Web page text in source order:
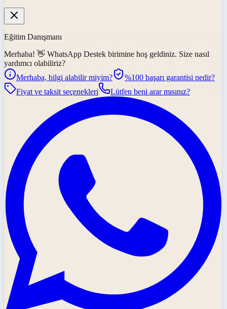
Eğitim Danışmanı
Merhaba! 👋 WhatsApp Destek birimine hoş geldiniz. Size nasıl
yardımcı olabiliriz?
Merhaba, bilgi alabilir miyim?
%100 başarı garantisi nedir?
Fiyat ve taksit seçenekleri
Lütfen beni arar mısınız?